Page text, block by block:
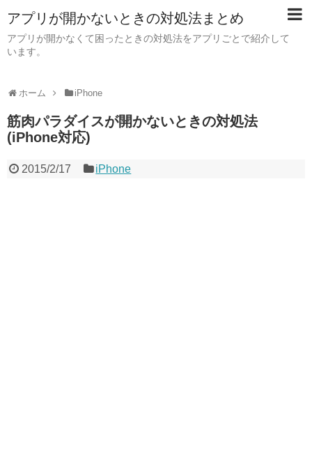
アプリが開かないときの対処法まとめ
アプリが開かなくて困ったときの対処法をアプリごとで紹介して
います。
ホーム iPhone
筋肉パラダイスが開かないときの対処法
(iPhone対応)
2015/2/17 iPhone